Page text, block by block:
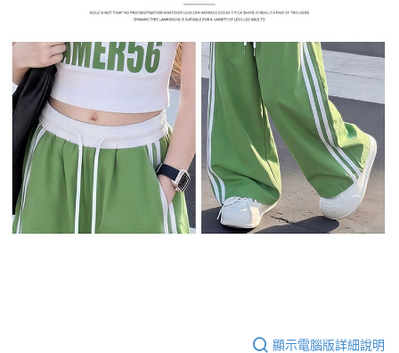
顯示電腦版詳細說明